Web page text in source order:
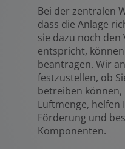
Bei der zentralen
dass die Anlage
sie dazu noch den
entspricht,
beantragen. Wir
festzustellen, ob
betreiben
Luftmenge, helfen
Förderung und
Komponenten.